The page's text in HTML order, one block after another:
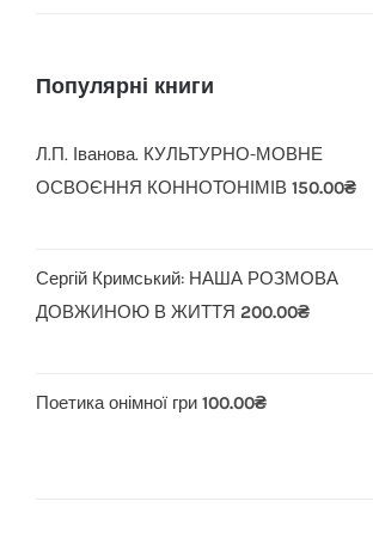
Популярні книги
Л.П. Іванова. КУЛЬТУРНО-МОВНЕ
ОСВОЄННЯ КОННОТОНІМІВ 150.00₴
Сергій Кримський: НАША РОЗМОВА
ДОВЖИНОЮ В ЖИТТЯ 200.00₴
Поетика онімної гри 100.00₴